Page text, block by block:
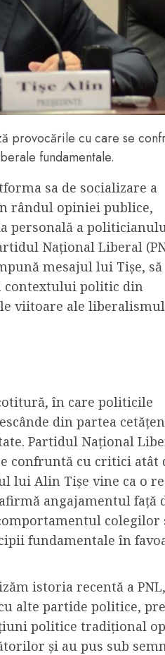
provocările cu care se
fundamentale.
sa de socializare a
rândul opiniei publice,
personală a
Național Liberal
mesajul lui Tișe, să
contextului politic din
viitoare ale
în care politicile
din partea
Partidul Național
confruntă cu critici atât
lui Alin Tișe vine ca o
angajamentul față
colegilor
fundamentale în
istoria recentă a PNL,
alte partide politice,
politice tradițional
și au pus sub
3 min read
Stiinta
Lumina ar
si ea la
ALEXANDRU S.
reusit sa se
nivelul
publicului si
ALEXANDRU S.
4 min read
Bucatar de ocazie